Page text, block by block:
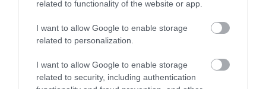
related to functionality of the website or app.
I want to allow Google to enable storage
related to personalization.
I want to allow Google to enable storage
related to security, including authentication
Kiss Gabi
2017. Augusztus 22.
szelet és finom is.A dolgozók
kedvessek,a hely tiszta.
Köszönjük még
visszatérünk.Üdv.Kiss Gabi